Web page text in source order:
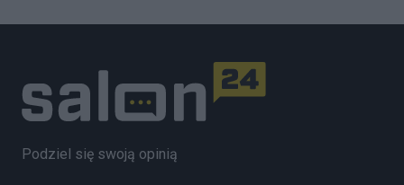
Podziel się swoją opinią